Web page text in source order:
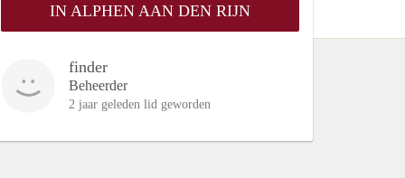
IN ALPHEN AAN DEN RIJN
finder
Beheerder
2 jaar geleden lid geworden